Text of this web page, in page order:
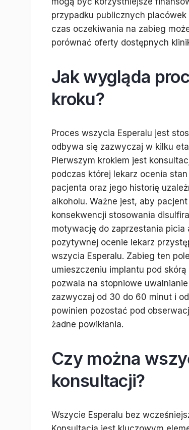
przypadku publicznych
czas oczekiwania na zabieg
porównać oferty dostępnych
Jak wygląda
kroku?
Proces wszycia Esperalu jest
odbywa się zazwyczaj w kilku
Pierwszym krokiem jest
podczas której lekarz ocenia
pacjenta oraz jego historię
alkoholu. Ważne jest, aby pacjent
konsekwencji stosowania
motywację do zaprzestania picia
pozytywnej ocenie lekarz
wszycia Esperalu. Zabieg ten
umieszczeniu implantu pod
pozwala na stopniowe
zazwyczaj od 30 do 60 minut i
powinien pozostać pod
żadne powikłania.
Czy można
konsultacji?
Wszycie Esperalu bez